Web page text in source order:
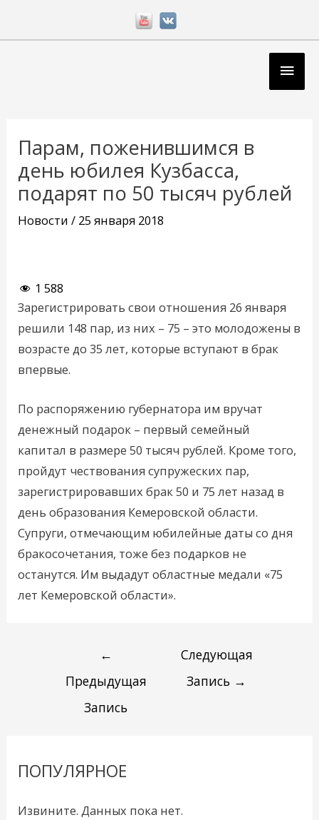
Парам, поженившимся в
день юбилея Кузбасса,
подарят по 50 тысяч рублей
Новости / 25 января 2018
1 588
Зарегистрировать свои отношения 26 января
решили 148 пар, из них – 75 – это молодожены в
возрасте до 35 лет, которые вступают в брак
впервые.
По распоряжению губернатора им вручат
денежный подарок – первый семейный
капитал в размере 50 тысяч рублей. Кроме того,
пройдут чествования супружеских пар,
зарегистрировавших брак 50 и 75 лет назад в
день образования Кемеровской области.
Супруги, отмечающим юбилейные даты со дня
бракосочетания, тоже без подарков не
останутся. Им выдадут областные медали «75
лет Кемеровской области».
записям
←
Предыдущая
Запись
Следующая
Запись →
ПОПУЛЯРНОЕ
Извините. Данных пока нет.